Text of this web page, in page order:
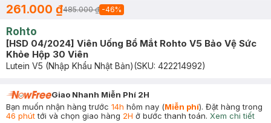
261.000 ₫485.000 ₫ -46%
Rohto
[HSD 04/2024] Viên Uống Bổ Mắt Rohto V5 Bảo Vệ Sức
Khỏe Hộp 30 Viên
Lutein V5 (Nhập Khẩu Nhật Bản)(SKU: 422214992)
Giao Nhanh Miễn Phí 2H
Bạn muốn nhận hàng trước 14h hôm nay (Miễn phí). Đặt hàng trong
46 phúttới và chọn giao hàng 2H ở bước thanh toán. Xem chi tiết